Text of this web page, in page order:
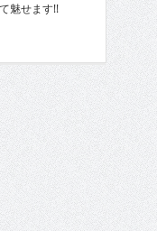
魅せます!!